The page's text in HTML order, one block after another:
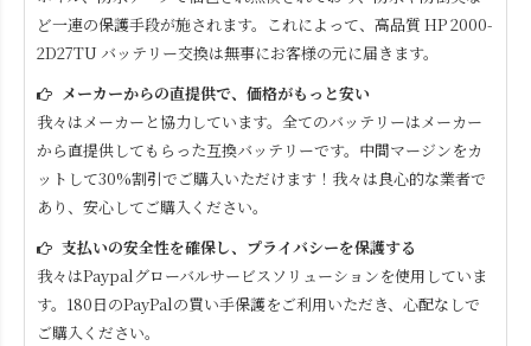
ど一連の保護手段が施されます。これによって、高品質 HP 2000-
2D27TU バッテリー交換は無事にお客様の元に届きます。
メーカーからの直提供で、価格がもっと安い
我々はメーカーと協力しています。全てのバッテリーはメーカー
から直提供してもらった互換バッテリーです。中間マージンをカ
ットして30%割引でご購入いただけます！我々は良心的な業者で
あり、安心してご購入ください。
支払いの安全性を確保し、プライバシーを保護する
我々はPaypalグローバルサービスソリューションを使用していま
す。180日のPayPalの買い手保護をご利用いただき、心配なしで
ご購入ください。